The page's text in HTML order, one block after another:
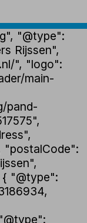
"@type":
Rijssen",
", "logo":
main-
pand-
"postalCode":
"@type":